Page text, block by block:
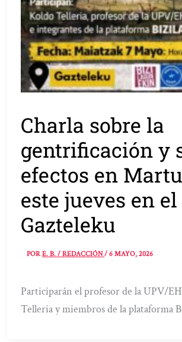
Charla sobre la
gentrificación y
efectos en
este jueves en el
Gazteleku
PORE. B. / REDACCIÓN/6 MAYO, 2026
Participarán el profesor de la UPV/
Telleria y miembros de la plataforma